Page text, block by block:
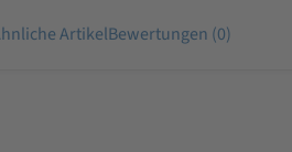
ArtikelBewertungen (0)